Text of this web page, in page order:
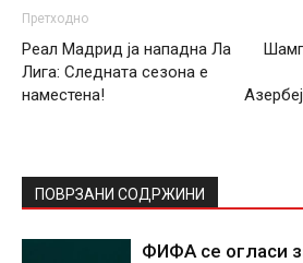
Претходно
Реал Мадрид ја нападна Ла
Лига: Следната сезона е
наместена!
ПОВРЗАНИ СОДРЖИНИ
ФИФА се огласи